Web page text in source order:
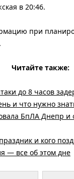
в 20:46.
при
Читайте также:
до 8 часов
и что нужно
БпЛА Днепр и
и кого
— все об этом дне